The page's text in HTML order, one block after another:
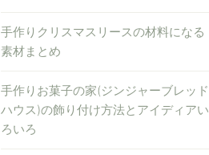
手作りクリスマスリースの材料になる
素材まとめ
手作りお菓子の家(ジンジャーブレッド
ハウス)の飾り付け方法とアイディアい
ろいろ